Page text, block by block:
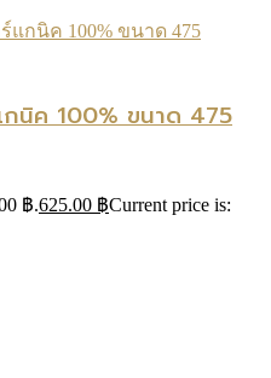
นิค 100% ขนาด 475
฿.625.00 ฿Current price is: